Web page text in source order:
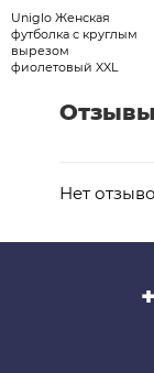
Uniglo Женская
футболка с круглым
вырезом
фиолетовый XXL
Нет